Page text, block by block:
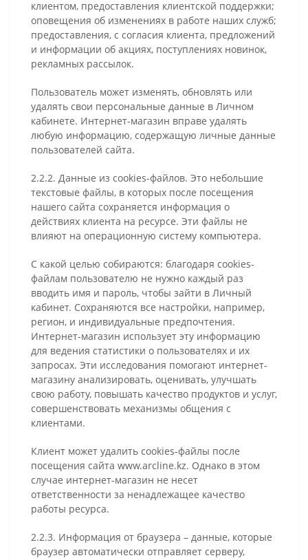
клиентом, предоставления клиентской поддержки;
оповещения об изменениях в работе наших служб;
предоставления, с согласия клиента, предложений
и информации об акциях, поступлениях новинок,
рекламных рассылок.
Пользователь может изменять, обновлять или
удалять свои персональные данные в Личном
кабинете. Интернет-магазин вправе удалять
любую информацию, содержащую личные данные
пользователей сайта.
2.2.2. Данные из cookies-файлов. Это небольшие
текстовые файлы, в которых после посещения
нашего сайта сохраняется информация о
действиях клиента на ресурсе. Эти файлы не
влияют на операционную систему компьютера.
С какой целью собираются: благодаря cookies-
файлам пользователю не нужно каждый раз
вводить имя и пароль, чтобы зайти в Личный
кабинет. Сохраняются все настройки, например,
регион, и индивидуальные предпочтения.
Интернет-магазин использует эту информацию
для ведения статистики о пользователях и их
запросах. Эти исследования помогают интернет-
магазину анализировать, оценивать, улучшать
свою работу, повышать качество продуктов и услуг,
совершенствовать механизмы общения с
клиентами.
Клиент может удалить cookies-файлы после
посещения сайта www.arcline.kz. Однако в этом
случае интернет-магазин не несет
ответственности за ненадлежащее качество
работы ресурса.
2.2.3. Информация от браузера – данные, которые
браузер автоматически отправляет серверу,